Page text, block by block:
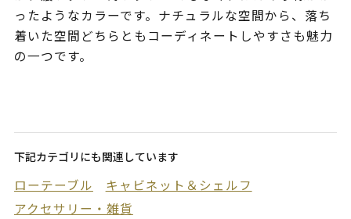
ったようなカラーです。ナチュラルな空間から、落ち
着いた空間どちらともコーディネートしやすさも魅力
の一つです。
下記カテゴリにも関連しています
ローテーブル
キャビネット＆シェルフ
アクセサリー・雑貨